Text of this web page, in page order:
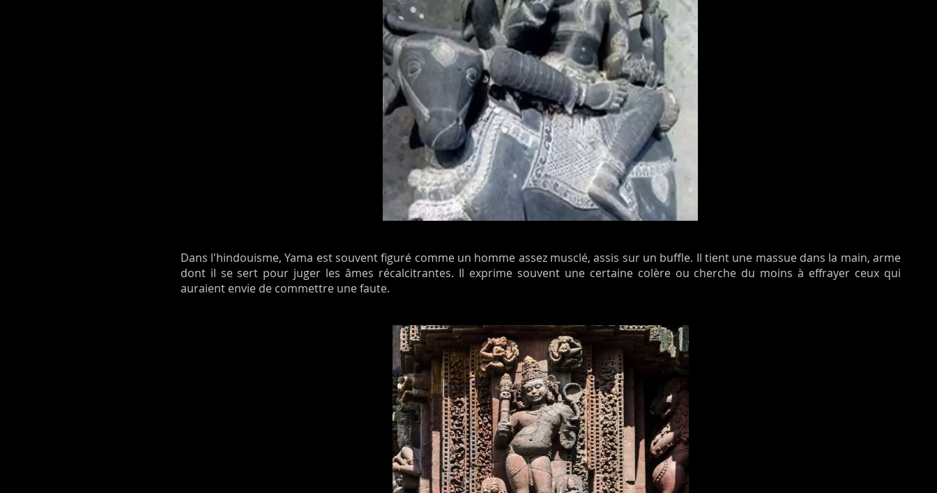
Dans l'hindouisme, Yama est souvent figuré comme un homme assez musclé, assis sur un buffle. Il tient une massue dans la main, arme
dont il se sert pour juger les âmes récalcitrantes. Il exprime souvent une certaine colère ou cherche du moins à effrayer ceux qui
auraient envie de commettre une faute.